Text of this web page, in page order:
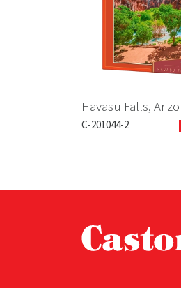
Havasu Falls,
C-201044-2